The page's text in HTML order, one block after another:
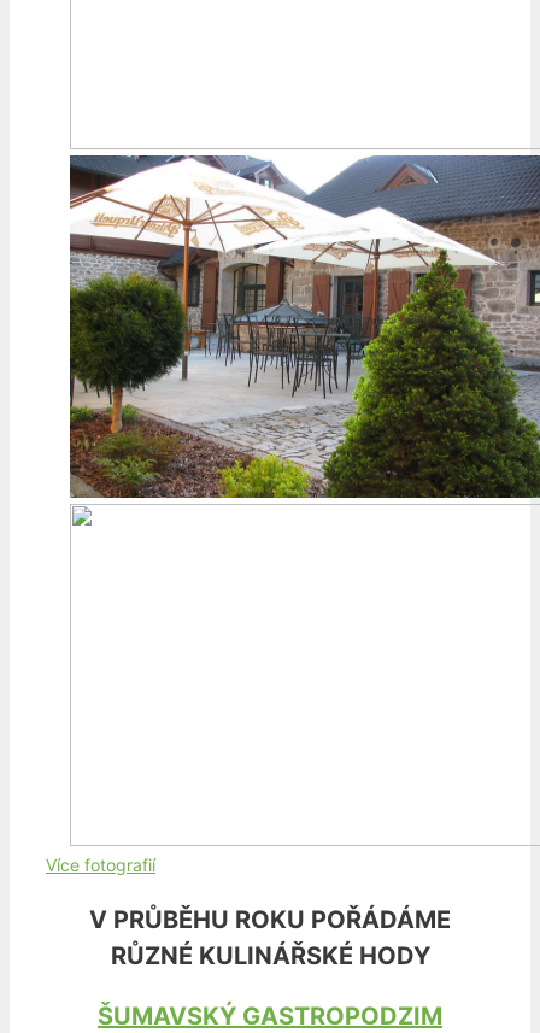
Více fotografií
V PRŮBĚHU ROKU POŘÁDÁME
RŮZNÉ KULINÁŘSKÉ HODY
ŠUMAVSKÝ GASTROPODZIM